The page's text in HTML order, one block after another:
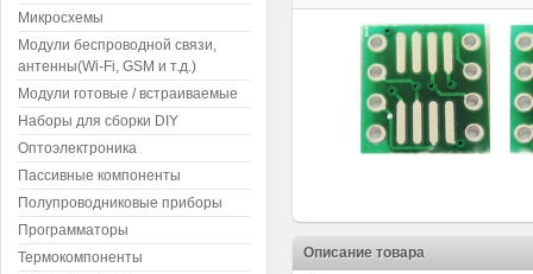
Описание товара
Микросхемы
Модули беспроводной связи,
антенны(Wi-Fi, GSM и т.д.)
Модули готовые / встраиваемые
Наборы для сборки DIY
Оптоэлектроника
Пассивные компоненты
Полупроводниковые приборы
Программаторы
Термокомпоненты